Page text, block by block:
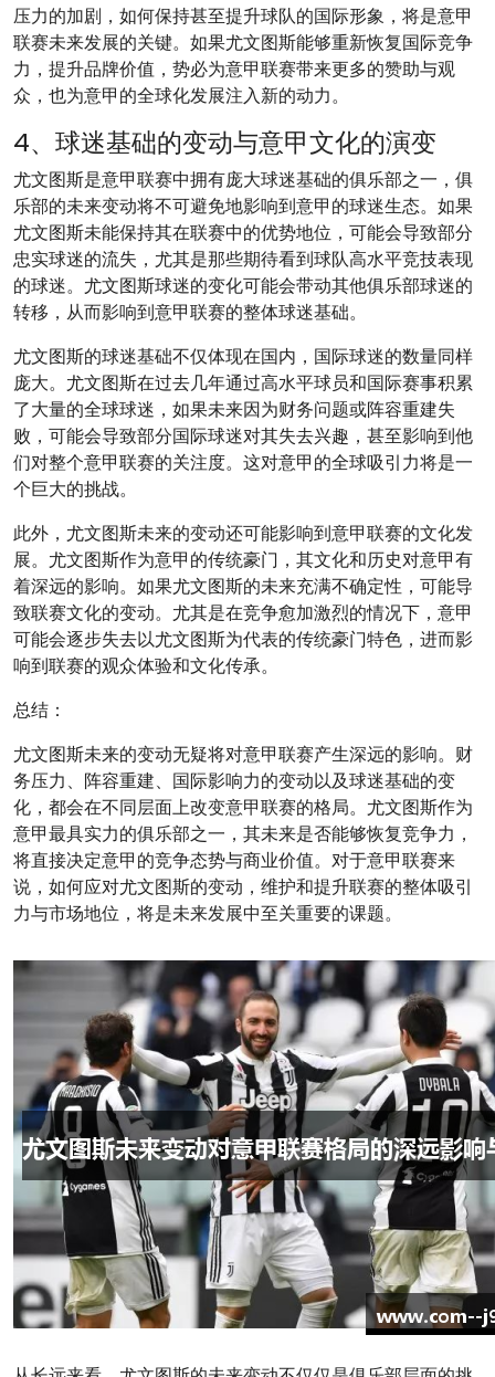
压力的加剧，如何保持甚至提升球队的国际形象，将是意甲
联赛未来发展的关键。如果尤文图斯能够重新恢复国际竞争
力，提升品牌价值，势必为意甲联赛带来更多的赞助与观
众，也为意甲的全球化发展注入新的动力。
4、球迷基础的变动与意甲文化的演变
尤文图斯是意甲联赛中拥有庞大球迷基础的俱乐部之一，俱
乐部的未来变动将不可避免地影响到意甲的球迷生态。如果
尤文图斯未能保持其在联赛中的优势地位，可能会导致部分
忠实球迷的流失，尤其是那些期待看到球队高水平竞技表现
的球迷。尤文图斯球迷的变化可能会带动其他俱乐部球迷的
转移，从而影响到意甲联赛的整体球迷基础。
尤文图斯的球迷基础不仅体现在国内，国际球迷的数量同样
庞大。尤文图斯在过去几年通过高水平球员和国际赛事积累
了大量的全球球迷，如果未来因为财务问题或阵容重建失
败，可能会导致部分国际球迷对其失去兴趣，甚至影响到他
们对整个意甲联赛的关注度。这对意甲的全球吸引力将是一
个巨大的挑战。
此外，尤文图斯未来的变动还可能影响到意甲联赛的文化发
展。尤文图斯作为意甲的传统豪门，其文化和历史对意甲有
着深远的影响。如果尤文图斯的未来充满不确定性，可能导
致联赛文化的变动。尤其是在竞争愈加激烈的情况下，意甲
可能会逐步失去以尤文图斯为代表的传统豪门特色，进而影
响到联赛的观众体验和文化传承。
总结：
尤文图斯未来的变动无疑将对意甲联赛产生深远的影响。财
务压力、阵容重建、国际影响力的变动以及球迷基础的变
化，都会在不同层面上改变意甲联赛的格局。尤文图斯作为
意甲最具实力的俱乐部之一，其未来是否能够恢复竞争力，
将直接决定意甲的竞争态势与商业价值。对于意甲联赛来
说，如何应对尤文图斯的变动，维护和提升联赛的整体吸引
力与市场地位，将是未来发展中至关重要的课题。